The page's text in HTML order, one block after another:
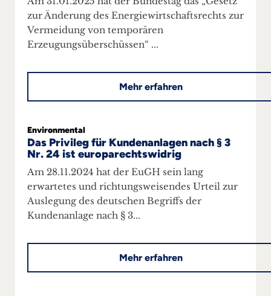
zur Änderung des Energiewirtschaftsrechts zur
Vermeidung von temporären
Erzeugungsüberschüssen“ ...
Mehr erfahren
Environmental
Das Privileg für Kundenanlagen nach § 3
Nr. 24 ist europarechtswidrig
Am 28.11.2024 hat der EuGH sein lang
erwartetes und richtungsweisendes Urteil zur
Auslegung des deutschen Begriffs der
Kundenanlage nach § 3...
Mehr erfahren